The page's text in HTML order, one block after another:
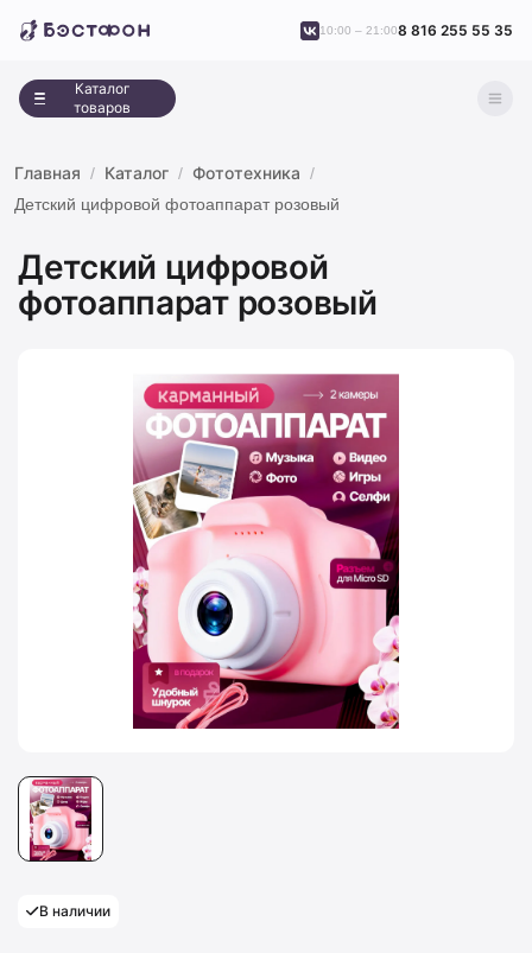
Каталог
товаров
10:00 – 21:008 816 255 55 35
Главная Каталог Фототехника
Детский цифровой фотоаппарат розовый
Детский цифровой
фотоаппарат розовый
В наличии